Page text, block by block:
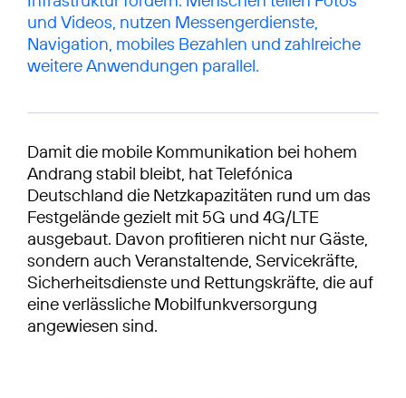
und Videos, nutzen Messengerdienste,
Navigation, mobiles Bezahlen und zahlreiche
weitere Anwendungen parallel.
Damit die mobile Kommunikation bei hohem
Andrang stabil bleibt, hat Telefónica
Deutschland die Netzkapazitäten rund um das
Festgelände gezielt mit 5G und 4G/LTE
ausgebaut. Davon profitieren nicht nur Gäste,
sondern auch Veranstaltende, Servicekräfte,
Sicherheitsdienste und Rettungskräfte, die auf
eine verlässliche Mobilfunkversorgung
angewiesen sind.